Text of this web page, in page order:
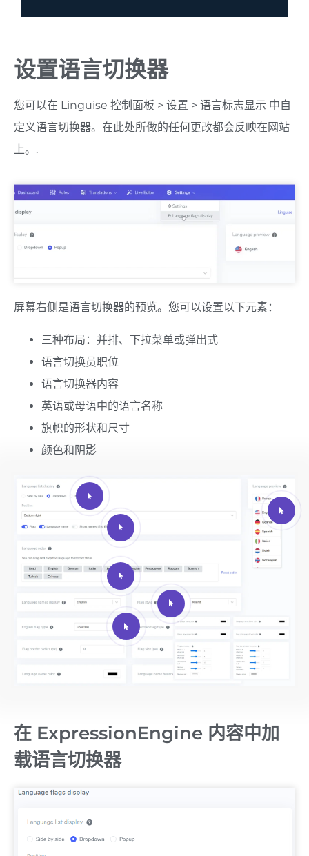
设置语言切换器
您可以在 Linguise 控制面板 > 设置 > 语言标志显示 中自
定义语言切换器。在此处所做的任何更改都会反映在网站
上。.
屏幕右侧是语言切换器的预览。您可以设置以下元素：
三种布局：并排、下拉菜单或弹出式
语言切换员职位
语言切换器内容
英语或母语中的语言名称
旗帜的形状和尺寸
颜色和阴影
在 ExpressionEngine 内容中加
载语言切换器